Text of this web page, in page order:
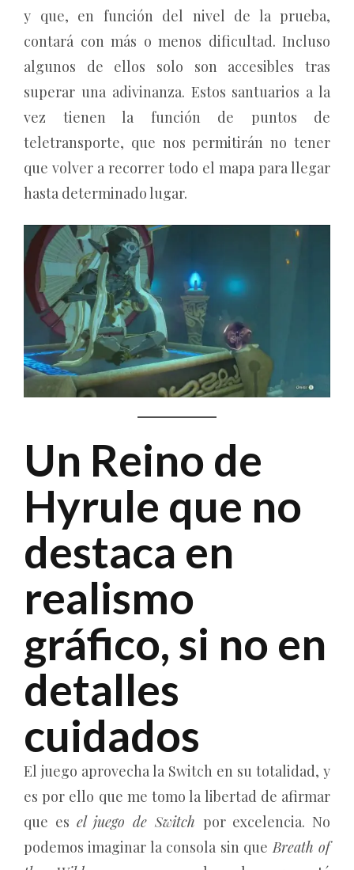
y que, en función del nivel de la prueba,
contará con más o menos dificultad. Incluso
algunos de ellos solo son accesibles tras
superar una adivinanza. Estos santuarios a la
vez tienen la función de puntos de
teletransporte, que nos permitirán no tener
que volver a recorrer todo el mapa para llegar
hasta determinado lugar.
Un Reino de
Hyrule que no
destaca en
realismo
gráfico, si no en
detalles
cuidados
El juego aprovecha la Switch en su totalidad, y
es por ello que me tomo la libertad de afirmar
que es el juego de Switch por excelencia. No
podemos imaginar la consola sin queBreath of